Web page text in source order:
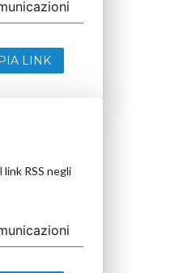
LINK
RSS negli